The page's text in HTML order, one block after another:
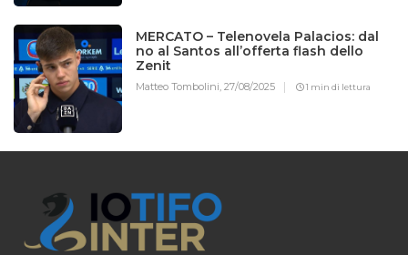
MERCATO – Telenovela Palacios: dal
no al Santos all’offerta flash dello
Zenit
Matteo Tombolini,27/08/2025 1 min di lettura